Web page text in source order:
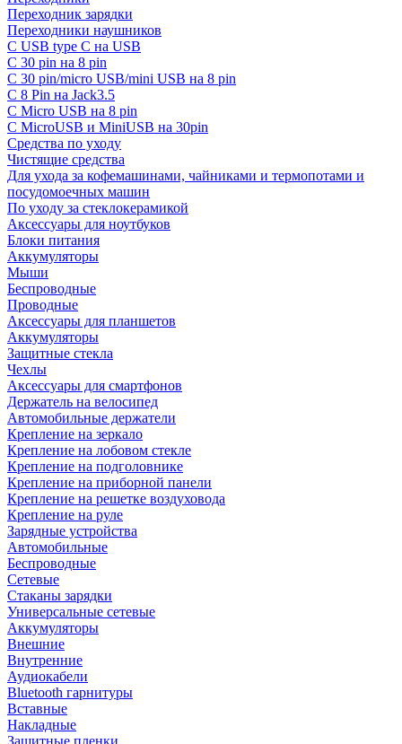
Переходник зарядки
Переходники наушников
С USB type C на USB
С 30 pin на 8 pin
С 30 pin/micro USB/mini USB на 8 pin
С 8 Pin на Jack3.5
С Micro USB на 8 pin
С MicroUSB и MiniUSB на 30pin
Средства по уходу
Чистящие средства
Для ухода за кофемашинами, чайниками и термопотами и
посудомоечных машин
По уходу за стеклокерамикой
Аксессуары для ноутбуков
Блоки питания
Аккумуляторы
Мыши
Беспроводные
Проводные
Аксессуары для планшетов
Аккумуляторы
Защитные стекла
Чехлы
Аксессуары для смартфонов
Держатель на велосипед
Автомобильные держатели
Крепление на зеркало
Крепление на лобовом стекле
Крепление на подголовнике
Крепление на приборной панели
Крепление на решетке воздуховода
Крепление на руле
Зарядные устройства
Автомобильные
Беспроводные
Сетевые
Стаканы зарядки
Универсальные сетевые
Аккумуляторы
Внешние
Внутренние
Аудиокабели
Bluetooth гарнитуры
Вставные
Накладные
Защитные пленки